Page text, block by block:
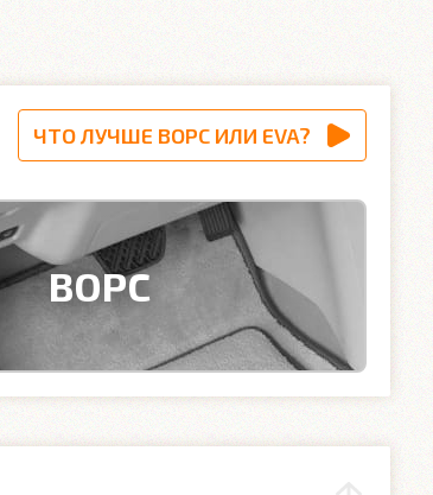
ЧТО ЛУЧШЕ ВОРС ИЛИ EVA?
ВОРС